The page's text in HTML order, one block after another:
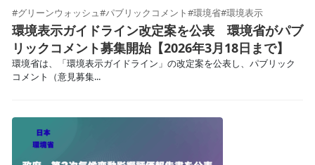
#グリーンウォッシュ#パブリックコメント#環境省#環境表示
環境表示ガイドライン改定案を公表 環境省がパブ
リックコメント募集開始【2026年3月18日まで】
環境省は、「環境表示ガイドライン」の改定案を公表し、パブリック
コメント（意見募集...